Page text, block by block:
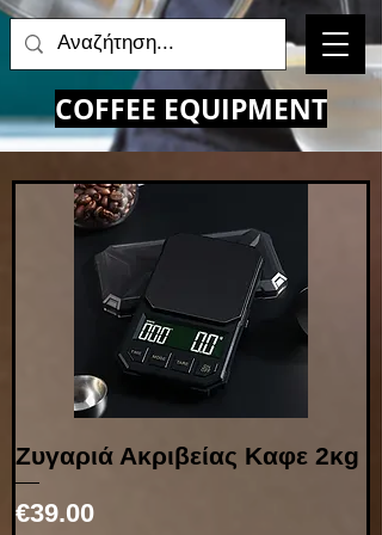
COFFEE EQUIPMENT
Ζυγαριά Ακριβείας Καφε 2κg
Price
€39.00